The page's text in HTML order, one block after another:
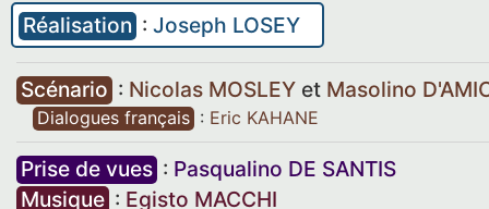
Réalisation : Joseph LOSEY
Scénario : Nicolas MOSLEY et Masolino
Dialogues français : Eric KAHANE
Prise de vues : Pasqualino DE SANTIS
Musique : Egisto MACCHI